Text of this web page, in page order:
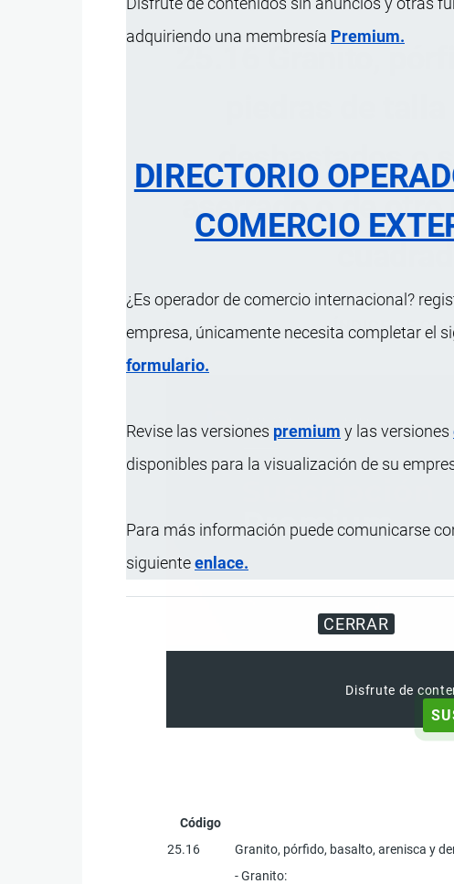
adquiriendo una membresía Premium.
DIRECTORIO
COMERCIO
¿Es operador de comercio internacional?
empresa, únicamente necesita completar el
formulario.
Revise las versiones premium y las versiones
disponibles para la visualización de su
Para más información puede comunicarse
siguienteenlace.
CERRAR
25.16 Granito,
piedras de
desbastados o
aserrado o de
ÍNDICE DE
Disfrute de
Código
25.16
Granito, pórfido, basalto, arenisca y
- Granito: